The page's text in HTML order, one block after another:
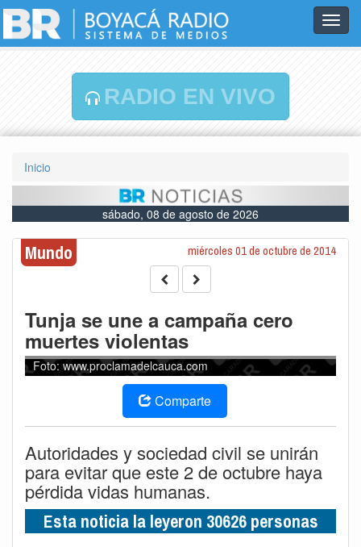
RADIO EN VIVO
Inicio
sábado, 08 de agosto de 2026
Mundo miércoles 01 de octubre de 2014
Tunja se une a campaña cero
muertes violentas
Foto: www.proclamadelcauca.com
Comparte
Autoridades y sociedad civil se unirán
para evitar que este 2 de octubre haya
pérdida vidas humanas.
Esta noticia la leyeron 30626 personas